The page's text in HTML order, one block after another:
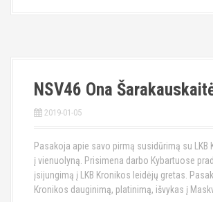
NSV46 Ona
2019-01-05
Pasakoja apie savo pirmą susidūrimą su LKB
į vienuolyną. Prisimena darbo Kybartuose
įsijungimą į LKB Kronikos leidėjų gretas.
Kronikos dauginimą, platinimą, išvykas į